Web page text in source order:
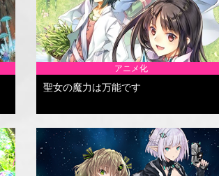
アニメ化
聖女の魔力は万能です